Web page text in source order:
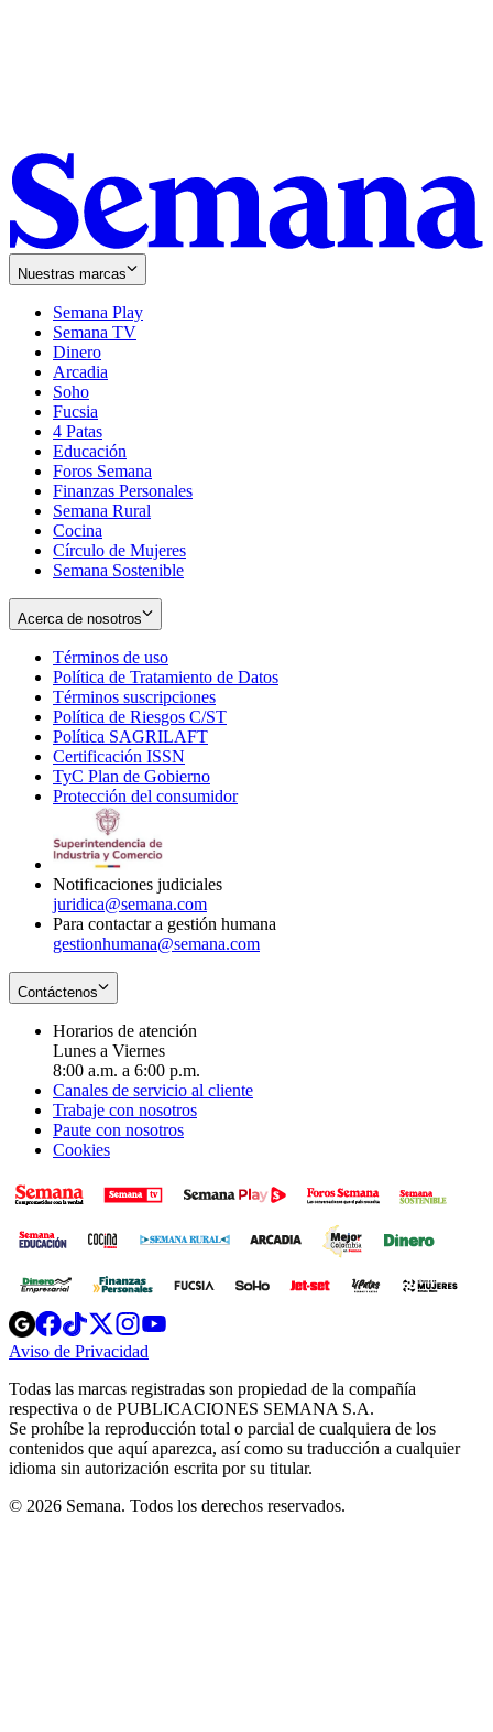
Nuestras marcas
Semana Play
Semana TV
Dinero
Arcadia
Soho
in
new
window
Fucsia
in
new
window
4 Patas
Educación
Foros Semana
Finanzas Personales
Semana Rural
Cocina
Círculo de Mujeres
Semana Sostenible
Acerca de nosotros
Términos de uso
in
new
window
Política de Tratamiento de Datos
Términos suscripciones
in
Política de Riesgos C/ST
Política SAGRILAFT
new
window
Certificación ISSN
in
new
TyC Plan de Gobierno
in
Protección del consumidorOpens
Notificaciones judiciales
juridica@semana.com
Para contactar a gestión humana
gestionhumana@semana.com
Contáctenos
Horarios de atención
Lunes a Viernes
8:00 a.m. a 6:00 p.m.
Canales de servicio al cliente
Trabaje con nosotros
Paute con nosotros
Cookies
Opens
in
new
Opens
in
new
Opens
in
new
window
Opens
new
windowwindow
Aviso de Privacidad
new
window
Todas las marcas registradas son propiedad de la compañía
respectiva o de PUBLICACIONES SEMANA S.A.
Se prohíbe la reproducción total o parcial de cualquiera de los
contenidos que aquí aparezca, así como su traducción a cualquier
idioma sin autorización escrita por su titular.
© 2026 Semana. Todos los derechos reservados.